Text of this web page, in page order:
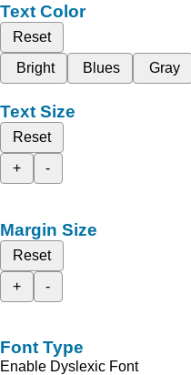
Text Color
Reset
Bright
Blues Gray
Text Size
Reset
+
-
Margin Size
Reset
+
-
Font Type
Enable Dyslexic Font